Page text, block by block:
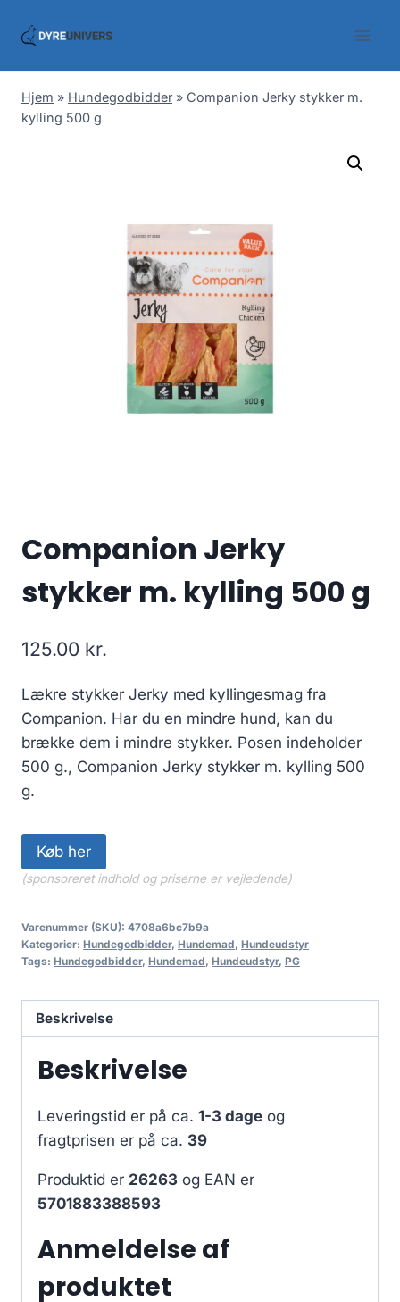
Hjem » Hundegodbidder » Companion Jerky stykker m.
kylling 500 g
Companion Jerky
stykker m. kylling 500 g
125.00 kr.
Lækre stykker Jerky med kyllingesmag fra
Companion. Har du en mindre hund, kan du
brække dem i mindre stykker. Posen indeholder
500 g., Companion Jerky stykker m. kylling 500
g.
Køb her
(sponsoreret indhold og priserne er vejledende)
Varenummer (SKU): 4708a6bc7b9a
Kategorier: Hundegodbidder, Hundemad, Hundeudstyr
Tags: Hundegodbidder, Hundemad, Hundeudstyr, PG
Beskrivelse
Beskrivelse
Leveringstid er på ca. 1-3 dage og
fragtprisen er på ca. 39
Produktid er 26263 og EAN er
5701883388593
Anmeldelse af
produktet